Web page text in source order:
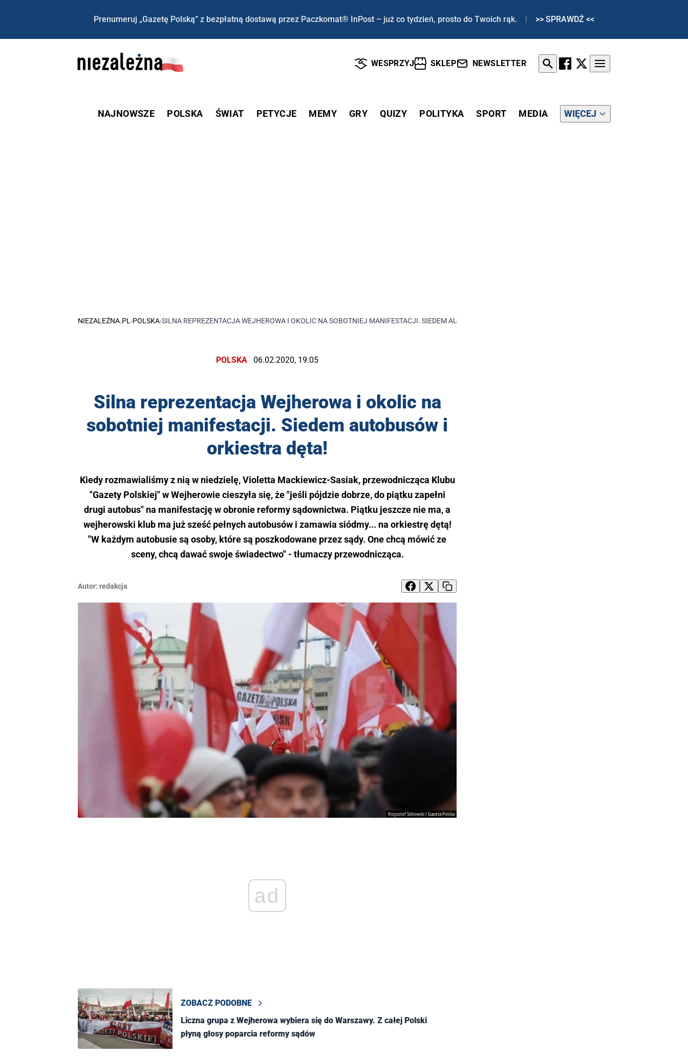
Prenumeruj „Gazetę Polską” z bezpłatną dostawą przez Paczkomat® InPost – już co tydzień, prosto do Twoich rąk. | >> SPRAWDŹ <<
WESPRZYJ SKLEP NEWSLETTER
NAJNOWSZE POLSKA ŚWIAT PETYCJE MEMY GRY QUIZY POLITYKA SPORT MEDIA WIĘCEJ
NIEZALEŻNA.PL ›POLSKA›SILNA REPREZENTACJA WEJHEROWA I OKOLIC NA SOBOTNIEJ MANIFESTACJI. SIEDEM AUTOBUSÓW I ORKIESTRA DĘTA!
POLSKA 06.02.2020, 19:05
Silna reprezentacja Wejherowa i okolic na
sobotniej manifestacji. Siedem autobusów i
orkiestra dęta!
Kiedy rozmawialiśmy z nią w niedzielę, Violetta Mackiewicz-Sasiak, przewodnicząca Klubu
"Gazety Polskiej" w Wejherowie cieszyła się, że "jeśli pójdzie dobrze, do piątku zapełni
drugi autobus" na manifestację w obronie reformy sądownictwa. Piątku jeszcze nie ma, a
wejherowski klub ma już sześć pełnych autobusów i zamawia siódmy... na orkiestrę dętą!
"W każdym autobusie są osoby, które są poszkodowane przez sądy. One chcą mówić ze
sceny, chcą dawać swoje świadectwo" - tłumaczy przewodnicząca.
Autor: redakcja
Krzysztof Sitkowski / Gazeta Polska
ad
ZOBACZ PODOBNE
Liczna grupa z Wejherowa wybiera się do Warszawy. Z całej Polski
płyną głosy poparcia reformy sądów